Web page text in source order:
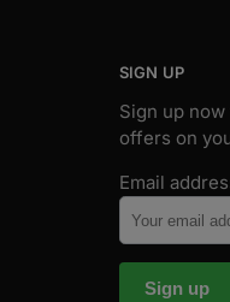
SIGN UP
Sign up
offers on
Email